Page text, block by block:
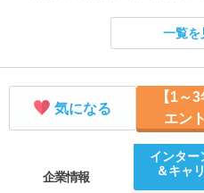
【報酬あり】就活に活かせる！
【開催地／開催日時】 岐阜県
一覧を
気になる
【1～3
エン
企業情報
インター
＆キャ